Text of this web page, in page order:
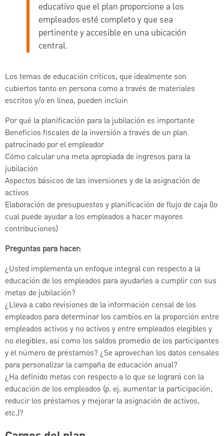
educativo que el plan proporcione a los
empleados esté completo y que sea
pertinente y accesible en una ubicación
central.
Los temas de educación críticos, que idealmente son
cubiertos tanto en persona como a través de materiales
escritos y/o en línea, pueden incluir:
Por qué la planificación para la jubilación es importante
Beneficios fiscales de la inversión a través de un plan
patrocinado por el empleador
Cómo calcular una meta apropiada de ingresos para la
jubilación
Aspectos básicos de las inversiones y de la asignación de
activos
Elaboración de presupuestos y planificación de flujo de caja (lo
cual puede ayudar a los empleados a hacer mayores
contribuciones)
Preguntas para hacer:
¿Usted implementa un enfoque integral con respecto a la
educación de los empleados para ayudarles a cumplir con sus
metas de jubilación?
¿Lleva a cabo revisiones de la información censal de los
empleados para determinar los cambios en la proporción entre
empleados activos y no activos y entre empleados elegibles y
no elegibles, así como los saldos promedio de los participantes
y el número de préstamos? ¿Se aprovechan los datos censales
para personalizar la campaña de educación anual?
¿Ha definido metas con respecto a lo que se logrará con la
educación de los empleados (p. ej. aumentar la participación,
reducir los préstamos y mejorar la asignación de activos,
etc.)?